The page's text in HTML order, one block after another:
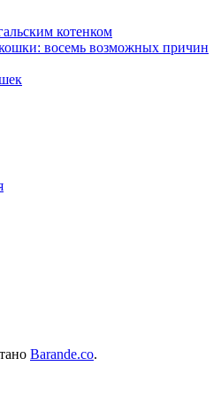
котенком
восемь возможных причин
Barande.co.